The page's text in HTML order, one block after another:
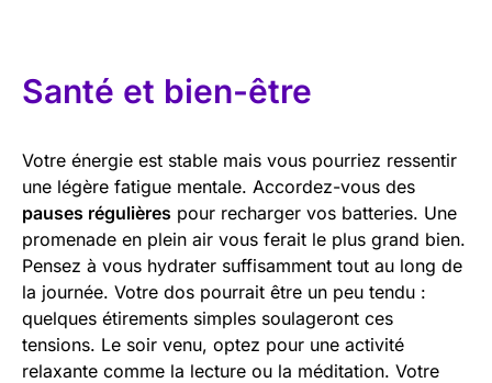
Santé et bien-être
Votre énergie est stable mais vous pourriez ressentir
une légère fatigue mentale. Accordez-vous des
pauses régulières pour recharger vos batteries. Une
promenade en plein air vous ferait le plus grand bien.
Pensez à vous hydrater suffisamment tout au long de
la journée. Votre dos pourrait être un peu tendu :
quelques étirements simples soulageront ces
tensions. Le soir venu, optez pour une activité
relaxante comme la lecture ou la méditation. Votre